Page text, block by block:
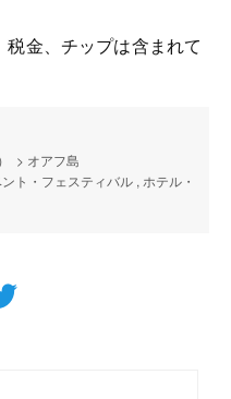
金、チップは含まれて
> オアフ島
ト・フェスティバル , ホテル・